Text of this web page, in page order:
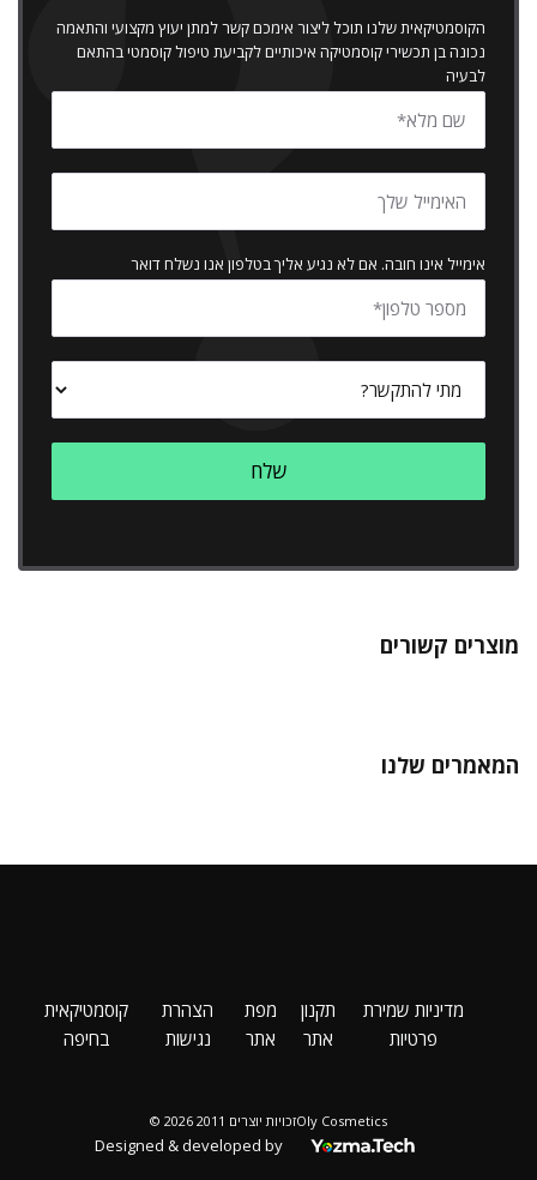
הקוסמטיקאית שלנו תוכל ליצור אימכם קשר למתן יעוץ מקצועי והתאמה
נכונה בן תכשירי קוסמטיקה איכותיים לקביעת טיפול קוסמטי בהתאם
לבעיה
אימייל אינו חובה. אם לא נגיע אליך בטלפון אנו נשלח דואר
מוצרים קשורים
המאמרים שלנו
Oly Cosmeticsזכויות יוצרים 2011 2026 ©
Designed & developed by
מדיניות שמירת
פרטיות
תקנון
אתר
מפת
אתר
הצהרת
נגישות
קוסמטיקאית
בחיפה